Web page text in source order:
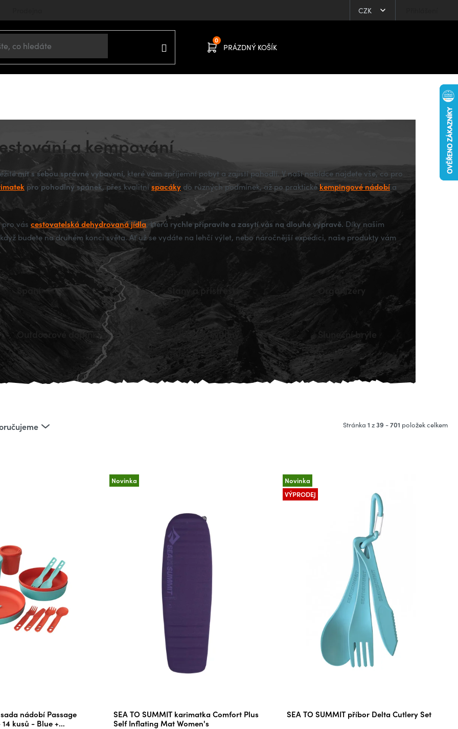
CZK
PRÁZDNÝ KOŠÍK
a kempování
mít s sebou správné vybavení, které vám zpříjemní pobyt a zajistí pohodlí. V naší nabídce najdete vše, co pro
pro pohodlný spánek, přes kvalitní spacáky do různých podmínek, až po praktickékempingové nádobí a
vás cestovatelská dehydrovaná jídla, která rychle připravíte a zasytí vás na dlouhé výpravě. Díky našim
budete na druhém konci světa. Ať už se vydáte na lehčí výlet, nebo náročnější expedici, naše produkty vám
Stany a přístřešky Organizéry
Outdoorové doplňky Čelovky a svítilny Sluneční brýle
Stránka 1 z39 -701 položek celkem
nádobí Passage
Novinka
SEA TO SUMMIT karimatka Comfort Plus
Self Inflating Mat Women's
Novinka
VÝPRODEJ
SEA TO SUMMIT příbor Delta Cutlery Set